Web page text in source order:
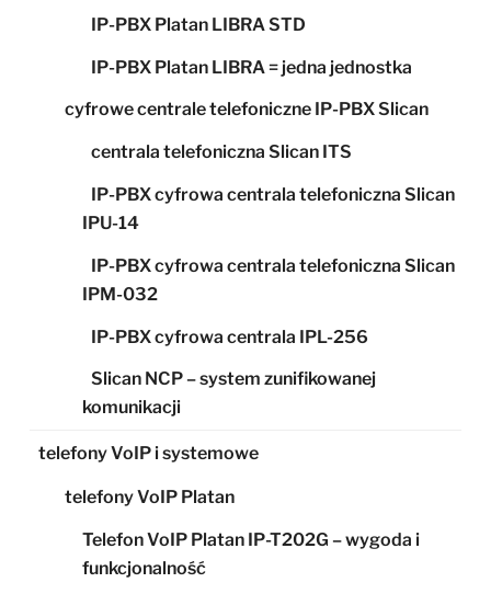
IP-PBX Platan LIBRA STD
IP-PBX Platan LIBRA = jedna jednostka
cyfrowe centrale telefoniczne IP-PBX Slican
centrala telefoniczna Slican ITS
IP-PBX cyfrowa centrala telefoniczna Slican
IPU-14
IP-PBX cyfrowa centrala telefoniczna Slican
IPM-032
IP-PBX cyfrowa centrala IPL-256
Slican NCP – system zunifikowanej
komunikacji
telefony VoIP i systemowe
telefony VoIP Platan
Telefon VoIP Platan IP-T202G – wygoda i
funkcjonalność